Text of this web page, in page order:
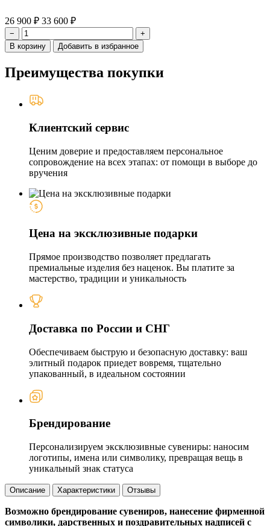
26 900 ₽ 33 600 ₽
−
+
В корзину
Добавить в избранное
Преимущества покупки
Клиентский сервис
Ценим доверие и предоставляем персональное
сопровождение на всех этапах: от помощи в выборе до
вручения
Цена на эксклюзивные подарки
Прямое производство позволяет предлагать
премиальные изделия без наценок. Вы платите за
мастерство, традиции и уникальность
Доставка по России и СНГ
Обеспечиваем быструю и безопасную доставку: ваш
элитный подарок приедет вовремя, тщательно
упакованный, в идеальном состоянии
Брендирование
Персонализируем эксклюзивные сувениры: наносим
логотипы, имена или символику, превращая вещь в
уникальный знак статуса
Описание Характеристики Отзывы
Возможно брендирование сувениров, нанесение фирменной
символики, дарственных и поздравительных надписей с